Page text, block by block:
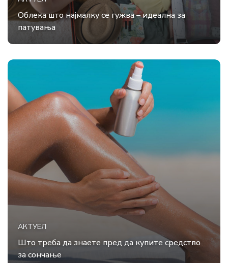
Облека што најмалку се гужва – идеална за
патувања
АКТУЕЛ
Што треба да знаете пред да купите средство
за сончање